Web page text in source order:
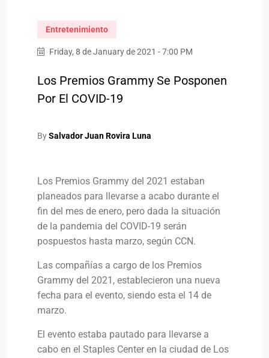
Entretenimiento
Friday, 8 de January de 2021 - 7:00 PM
Los Premios Grammy Se Posponen
Por El COVID-19
BySalvador Juan Rovira Luna
Los Premios Grammy del 2021 estaban
planeados para llevarse a acabo durante el
fin del mes de enero, pero dada la situación
de la pandemia del COVID-19 serán
pospuestos hasta marzo, según CCN.
Las compañías a cargo de los Premios
Grammy del 2021, establecieron una nueva
fecha para el evento, siendo esta el 14 de
marzo.
El evento estaba pautado para llevarse a
cabo en el Staples Center en la ciudad de Los